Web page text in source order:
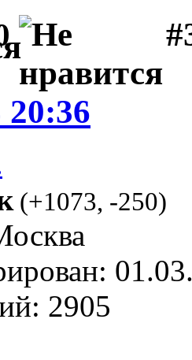
20:36
(+1073, -250)
2905